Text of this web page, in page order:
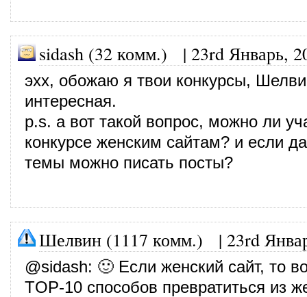
sidash (32 комм.) | 23rd Январь,
эхх, обожаю я твои конкурсы,
интересная.
p.s. а вот такой вопрос, можно ли
конкурсе женским сайтам? и если
темы можно писать посты?
Шелвин (1117 комм.) | 23rd
@sidash: 🙂 Если женский сайт, то
TOP-10 способов превратиться из